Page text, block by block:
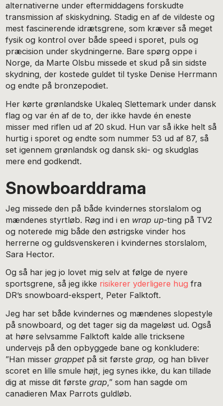
alternativerne under eftermiddagens forskudte
transmission af skiskydning. Stadig en af de vildeste og
mest fascinerende idrætsgrene, som kræver så meget
fysik og kontrol over både speed i sporet, puls og
præcision under skydningerne. Bare spørg oppe i
Norge, da Marte Olsbu missede et skud på sin sidste
skydning, der kostede guldet til tyske Denise Herrmann
og endte på bronzepodiet.
Her kørte grønlandske Ukaleq Slettemark under dansk
flag og var én af de to, der ikke havde én eneste
misser med riflen ud af 20 skud. Hun var så ikke helt så
hurtig i sporet og endte som nummer 53 ud af 87, så
set igennem grønlandsk og dansk ski- og skudglas
mere end godkendt.
Snowboarddrama
Jeg missede den på både kvindernes storslalom og
mændenes styrtløb. Røg ind i en wrap up-ting på TV2
og noterede mig både den østrigske vinder hos
herrerne og guldsvenskeren i kvindernes storslalom,
Sara Hector.
Og så har jeg jo lovet mig selv at følge de nyere
sportsgrene, så jeg ikke risikerer yderligere hugfra
DR’s snowboard-ekspert, Peter Falktoft.
Jeg har set både kvindernes og mændenes slopestyle
på snowboard, og det tager sig da mageløst ud. Også
at høre selvsamme Falktoft kalde alle tricksene
undervejs på den opbyggede bane og konkludere:
”Han missergrappetpå sit førstegrap, og han bliver
scoret en lille smule højt, jeg synes ikke, du kan tillade
dig at misse dit første grap,” som han sagde om
canadieren Max Parrots guldløb.